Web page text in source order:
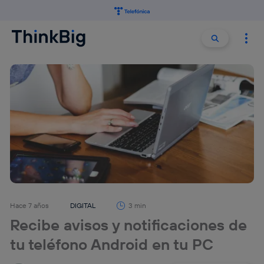
Buscar
Hace 7 años DIGITAL 3 min
Recibe avisos y notificaciones de
tu teléfono Android en tu PC